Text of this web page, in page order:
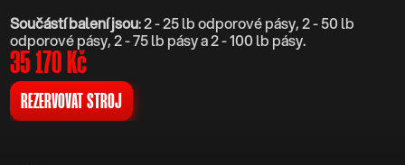
Součástí balení jsou: 2 - 25 lb odporové pásy, 2 - 50 lb
odporové pásy, 2 - 75 lb pásy a 2 - 100 lb pásy.
35 170 Kč
REZERVOVAT STROJ
Events
Experts